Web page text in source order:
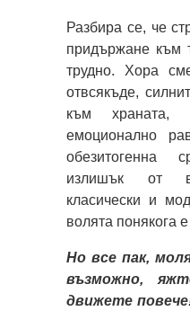
Разбира се, че
придържане към
трудно. Хора
отвсякъде,
към храната,
емоционално
обезитогенна
излишък от
класически и
волята понякога
Но все пак,
възможно,
движете